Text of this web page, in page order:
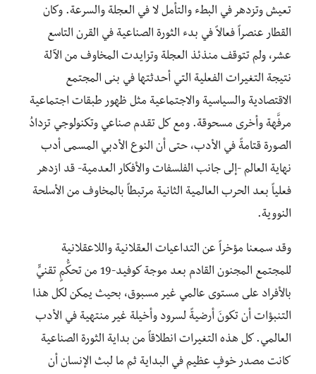
تعيش وتزدهر في البطء والتأمل لا في العجلة والسرعة. وكان
القطار عنصراً فعالاً في بدء الثورة الصناعية في القرن التاسع
عشر، ولم تتوقف منذئذ العجلة وتزايدت المخاوف من الآلة
نتيجة التغيرات الفعلية التي أحدثتها في بنى المجتمع
الاقتصادية والسياسية والاجتماعية مثل ظهور طبقات اجتماعية
مرفَّهة وأخرى مسحوقة. ومع كل تقدم صناعي وتكنولوجي تزدادُ
الصورة قتامةً في الأدب، حتى أن النوع الأدبي المسمى أدب
نهاية العالم -إلى جانب الفلسفات والأفكار العدمية- قد ازدهر
فعلياً بعد الحرب العالمية الثانية مرتبطاً بالمخاوف من الأسلحة
النووية.
وقد سمعنا مؤخراً عن التداعيات العقلانية واللاعقلانية
للمجتمع المجنون القادم بعد موجة كوفيد-19 من تحكُّمٍ تقنيٍّ
بالأفراد على مستوى عالمي غير مسبوق، بحيث يمكن لكل هذا
التنبؤات أن تكونَ أرضيةً لسرود وأخيلة غير منتهية في الأدب
العالمي. كل هذه التغيرات انطلاقاً من بداية الثورة الصناعية
كانت مصدر خوفٍ عظيم في البداية ثم ما لبث الإنسان أن